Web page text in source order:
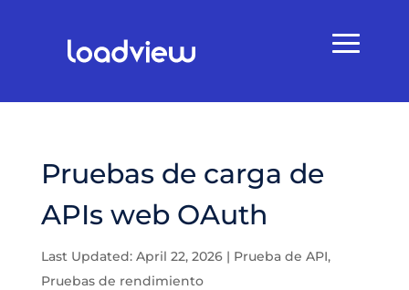
Pruebas de carga de
APIs web OAuth
Last Updated: April 22, 2026| Prueba de API,
Pruebas de rendimiento